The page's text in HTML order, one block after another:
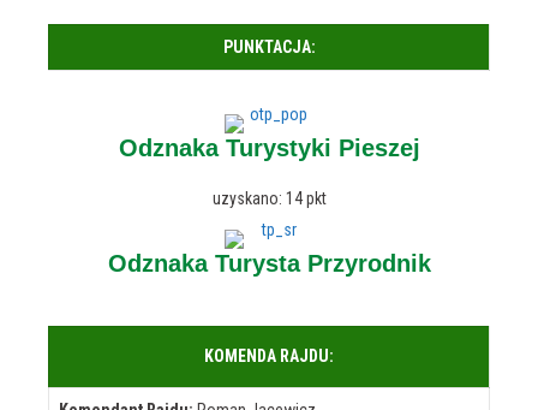
PUNKTACJA:
Odznaka Turystyki Pieszej
uzyskano: 14 pkt
Odznaka Turysta Przyrodnik
KOMENDA RAJDU: